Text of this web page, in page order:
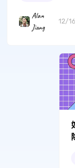
Alan
Jiang
12/